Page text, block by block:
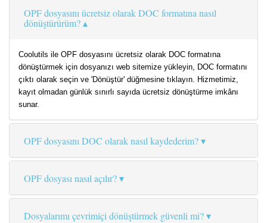
OPF dosyasını ücretsiz olarak DOC formatına nasıl
dönüştürürüm?
Coolutils ile OPF dosyasını ücretsiz olarak DOC formatına
dönüştürmek için dosyanızı web sitemize yükleyin, DOC formatını
çıktı olarak seçin ve 'Dönüştür' düğmesine tıklayın. Hizmetimiz,
kayıt olmadan günlük sınırlı sayıda ücretsiz dönüştürme imkânı
sunar.
OPF dosyasını DOC olarak nasıl kaydederim?
OPF dosyası nasıl açılır?
Dosyalarımı çevrimiçi dönüştürmek güvenli mi?